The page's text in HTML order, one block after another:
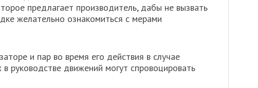
предлагает производитель, дабы не вызвать
желательно ознакомиться с мерами
и пар во время его действия в случае
руководстве движений могут спровоцировать